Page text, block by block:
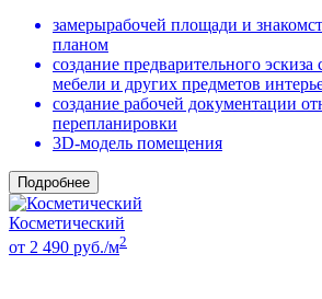
замерырабочей площади и
планом
создание предварительного
мебели и других предметов
создание рабочей документации
перепланировки
3D-модель помещения
Подробнее
Косметический
от 2 490 руб./м2